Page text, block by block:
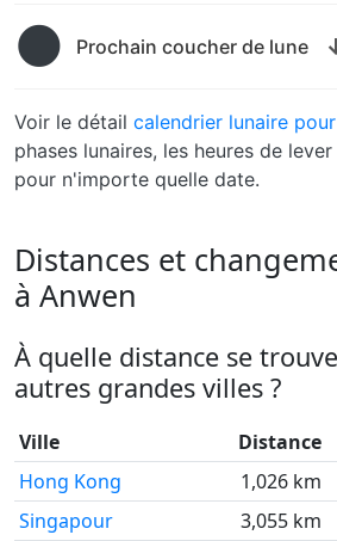
🌑 Prochain coucher de lune
Voir le détail calendrier lunaire
phases lunaires, les heures de
pour n'importe quelle date.
Distances et
à Anwen
À quelle distance se
autres grandes villes ?
Ville Distance
Hong Kong
1,026 km
Singapour
3,055 km